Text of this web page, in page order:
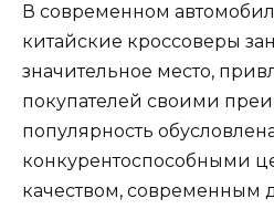
В современном
китайские кроссоверы
значительное место,
покупателей своими
популярность
конкурентоспособными
качеством, современным